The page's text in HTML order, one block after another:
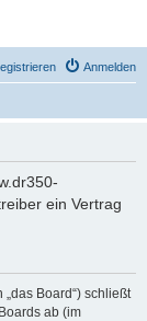
Anmelden
ein Vertrag
„das Board“) schließt
ab (im